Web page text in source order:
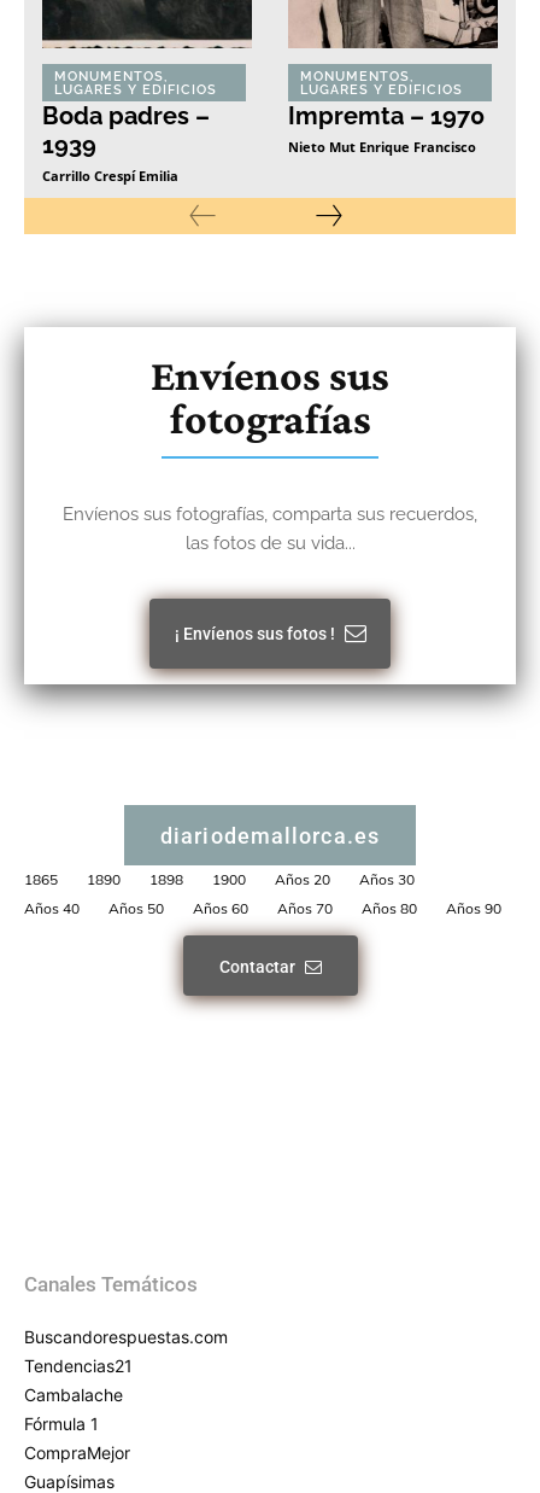
MONUMENTOS,
LUGARES Y EDIFICIOS
Boda padres –
1939
Carrillo Crespí Emilia
MONUMENTOS,
LUGARES Y EDIFICIOS
Impremta – 1970
Nieto Mut Enrique Francisco
Envíenos sus
fotografías
Envíenos sus fotografías, comparta sus recuerdos,
las fotos de su vida...
¡ Envíenos sus fotos !
diariodemallorca.es
1865 1890 1898 1900 Años 20
Años 30
Años 40
Años 50 Años 60 Años 70 Años 80 Años 90
Contactar
Canales Temáticos
Buscandorespuestas.com
Tendencias21
Cambalache
Fórmula 1
CompraMejor
Guapísimas